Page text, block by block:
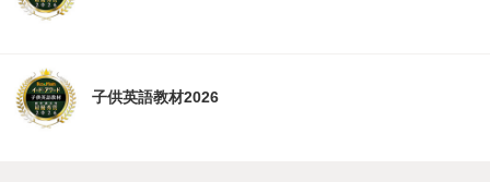
子供英語教材2026